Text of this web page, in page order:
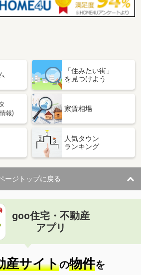
「住みたい街」
を見つけよう
報)
家賃相場
人気タウン
ランキング
ージトップに戻る
goo住宅・不動産
アプリ
産サイトの物件を